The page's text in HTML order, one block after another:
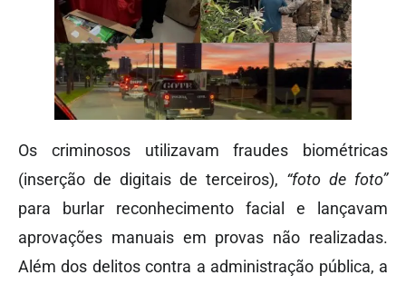
Os criminosos utilizavam fraudes biométricas
(inserção de digitais de terceiros), “foto de foto”
para burlar reconhecimento facial e lançavam
aprovações manuais em provas não realizadas.
Além dos delitos contra a administração pública, a